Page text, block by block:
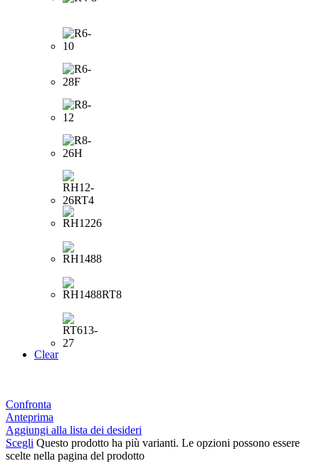
Clear
Confronta
Anteprima
Aggiungi alla lista dei desideri
Scegli Questo prodotto ha più varianti. Le opzioni possono essere
scelte nella pagina del prodotto